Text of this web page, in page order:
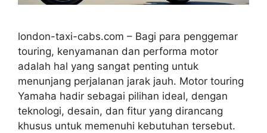
london-taxi-cabs.com – Bagi para penggemar
touring, kenyamanan dan performa motor
adalah hal yang sangat penting untuk
menunjang perjalanan jarak jauh. Motor touring
Yamaha hadir sebagai pilihan ideal, dengan
teknologi, desain, dan fitur yang dirancang
khusus untuk memenuhi kebutuhan tersebut.